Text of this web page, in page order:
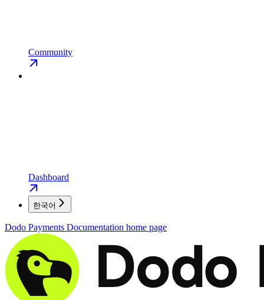
Community
Dashboard
한국어
Dodo Payments Documentation home page